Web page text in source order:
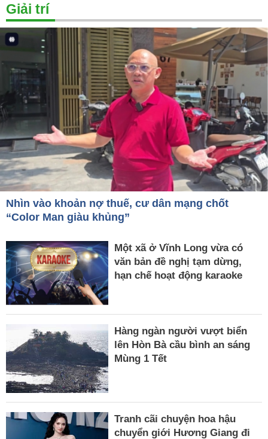
Giải trí
Nhìn vào khoản nợ thuế, cư dân mạng chốt
“Color Man giàu khủng”
Một xã ở Vĩnh Long vừa có
văn bản đề nghị tạm dừng,
hạn chế hoạt động karaoke
Hàng ngàn người vượt biển
lên Hòn Bà cầu bình an sáng
Mùng 1 Tết
Tranh cãi chuyện hoa hậu
chuyển giới Hương Giang đi